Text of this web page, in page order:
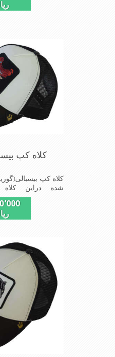
استفاده است
in chaina
کلاه کپ
کلاه کپ
شده دراین
استفاده است
in chaina